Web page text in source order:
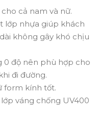
cả nam và nữ.
lớp nhựa giúp khách
không gây khó chịu
0 độ nên phù hợp cho
đi đường.
form kính tốt.
váng chống UV400